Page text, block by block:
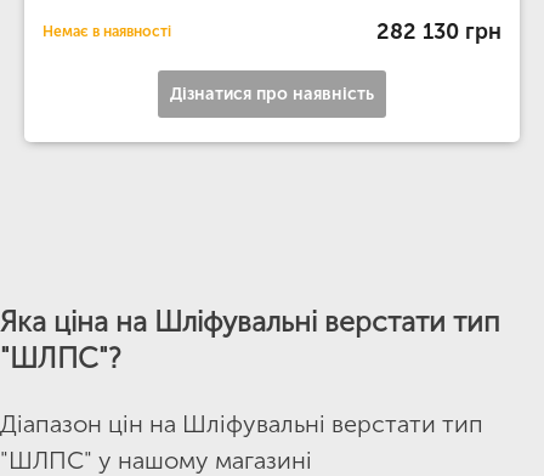
Немає в наявності 282 130 грн
Дізнатися про наявність
Яка ціна на Шліфувальні верстати тип
"ШЛПС"?
Діапазон цін на Шліфувальні верстати тип
"ШЛПС" у нашому магазині